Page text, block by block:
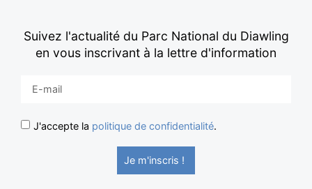
Suivez l'actualité du Parc National du Diawling
en vous inscrivant à la lettre d'information
J'accepte la politique de confidentialité.
Je m'inscris !